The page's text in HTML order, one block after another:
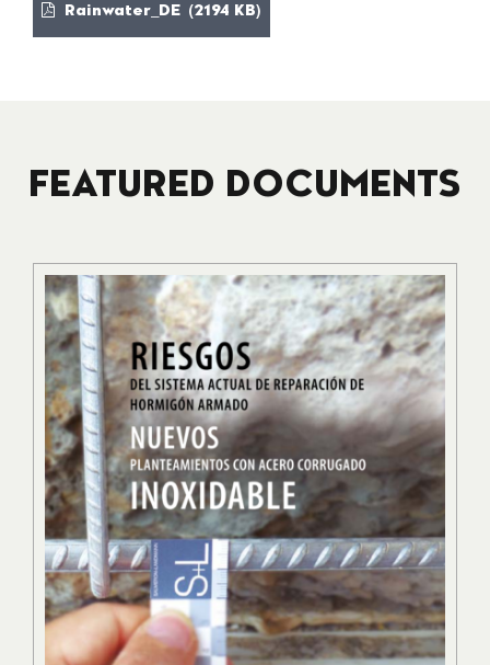
Rainwater_DE (2194 KB)
FEATURED DOCUMENTS